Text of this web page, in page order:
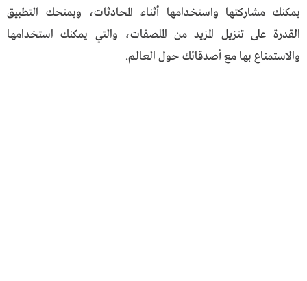
يمكنك مشاركتها واستخدامها أثناء المحادثات، ويمنحك التطبيق
القدرة على تنزيل المزيد من الملصقات، والتي يمكنك استخدامها
والاستمتاع بها مع أصدقائك حول العالم.